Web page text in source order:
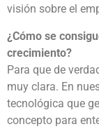
visión sobre el
¿Cómo se
crecimiento?
Para que de
muy clara. En
tecnológica que
concepto para